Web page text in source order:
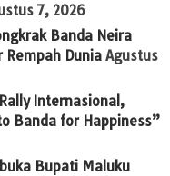
7, 2026
Banda Neira
Dunia Agustus
Internasional,
Banda for Happiness”
Bupati Maluku